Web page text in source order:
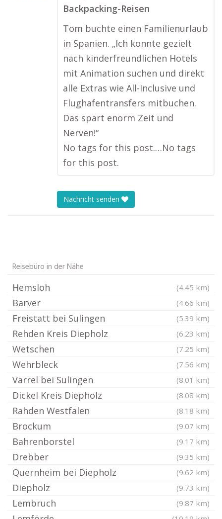
Backpacking-Reisen
Tom buchte einen Familienurlaub
in Spanien. „Ich konnte gezielt
nach kinderfreundlichen Hotels
mit Animation suchen und direkt
alle Extras wie All-Inclusive und
Flughafentransfers mitbuchen.
Das spart enorm Zeit und
Nerven!“
No tags for this post.…No tags
for this post.
Nachricht senden
Reisebüro in der Nähe
Hemsloh (4.45 km)
Barver (4.66 km)
Freistatt bei Sulingen (5.39 km)
Rehden Kreis Diepholz (6.23 km)
Wetschen (7.25 km)
Wehrbleck (7.56 km)
Varrel bei Sulingen (8.01 km)
Dickel Kreis Diepholz (8.08 km)
Rahden Westfalen (8.18 km)
Brockum (9.07 km)
Bahrenborstel (9.17 km)
Drebber (9.35 km)
Quernheim bei Diepholz (9.62 km)
Diepholz (9.73 km)
Lembruch (9.87 km)